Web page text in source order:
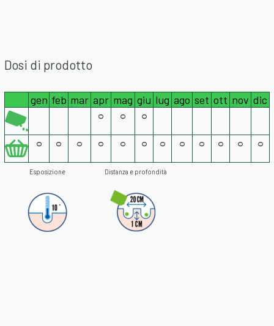
Dosi di prodotto
gen feb mar apr mag giu lug ago set ott nov dic
° °
°
°
° ° ° ° ° ° ° ° ° ° °
Esposizione Distanza e profondità